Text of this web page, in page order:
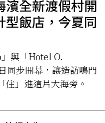
濱全新渡假村開
飯店，今夏同
與「Hotel O.
同步開幕，讓造訪鳴門
住」進這片大海旁。